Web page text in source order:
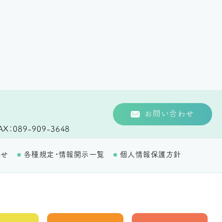
089-909-3648
お問い合わせ
各種規定・情報開示一覧 個人情報保護方針